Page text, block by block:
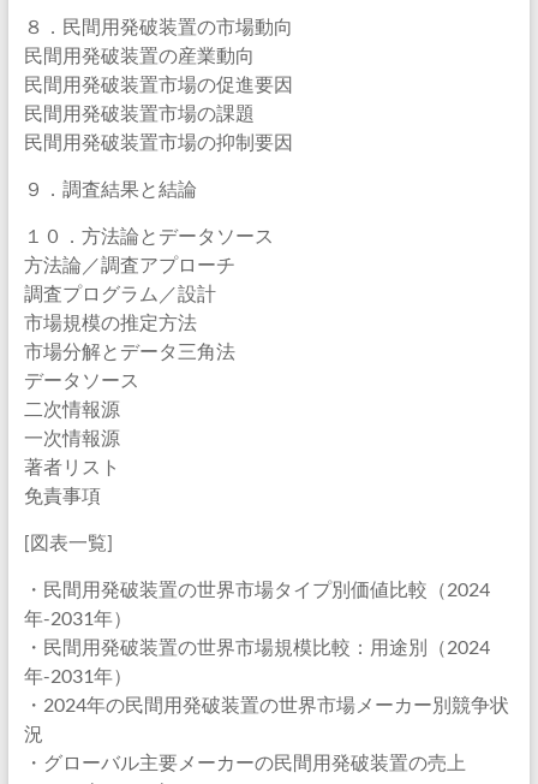
８．民間用発破装置の市場動向
民間用発破装置の産業動向
民間用発破装置市場の促進要因
民間用発破装置市場の課題
民間用発破装置市場の抑制要因
９．調査結果と結論
１０．方法論とデータソース
方法論／調査アプローチ
調査プログラム／設計
市場規模の推定方法
市場分解とデータ三角法
データソース
二次情報源
一次情報源
著者リスト
免責事項
[図表一覧]
・民間用発破装置の世界市場タイプ別価値比較（2024
年-2031年）
・民間用発破装置の世界市場規模比較：用途別（2024
年-2031年）
・2024年の民間用発破装置の世界市場メーカー別競争状
況
・グローバル主要メーカーの民間用発破装置の売上